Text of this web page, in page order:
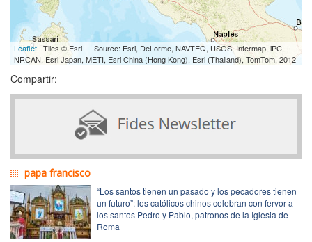
Leaflet | Tiles © Esri — Source: Esri, DeLorme, NAVTEQ, USGS, Intermap, iPC,
NRCAN, Esri Japan, METI, Esri China (Hong Kong), Esri (Thailand), TomTom, 2012
Compartir:
papa francisco
“Los santos tienen un pasado y los pecadores tienen
un futuro”: los católicos chinos celebran con fervor a
los santos Pedro y Pablo, patronos de la Iglesia de
Roma